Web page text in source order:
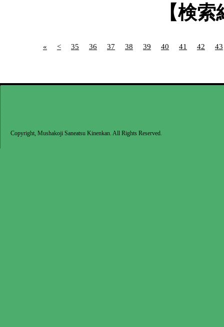
【検
« < 35 36 37 38 39 40 41 42 43
Copyright, Mushakoji Saneatsu Kinenkan. All Rights Reserved.